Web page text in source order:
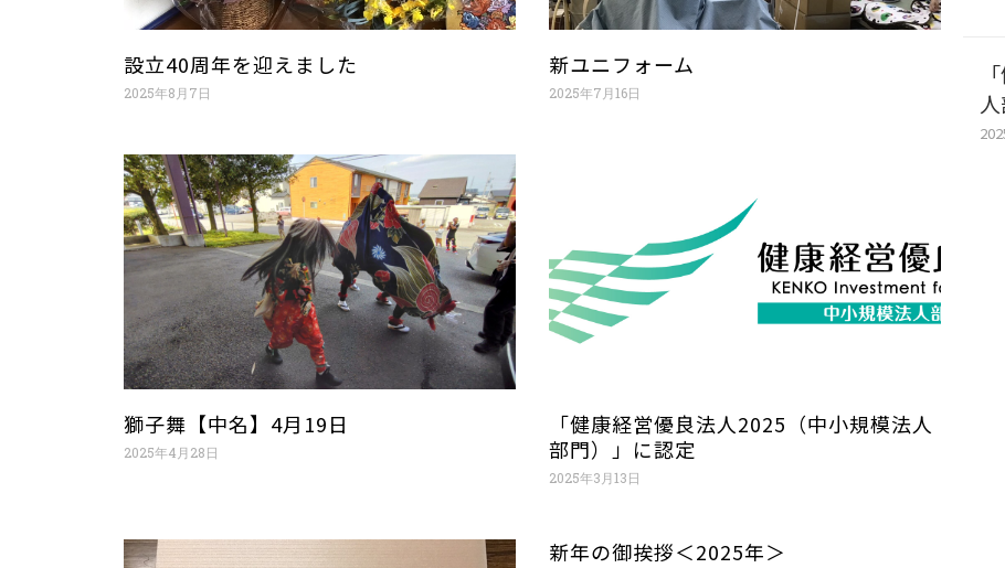
設立40周年を迎えました
2025年8月7日
新ユニフォーム
2025年7月16日
獅子舞【中名】4月19日
2025年4月28日
「健康経営優良法人2025（中小規模法人
部門）」に認定
2025年3月13日
新年の御挨拶＜2025年＞